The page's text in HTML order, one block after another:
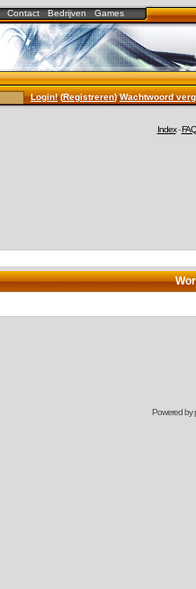
Contact Bedrijven Games
Login!(Registreren)Wachtwoord
Index-FAQ
Powered by